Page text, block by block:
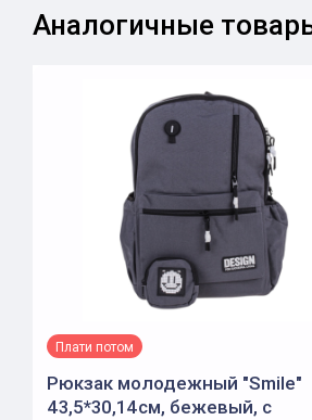
Аналогичные
Плати потом
Рюкзак молодежный "Smile"
43,5*30,14см, бежевый, с